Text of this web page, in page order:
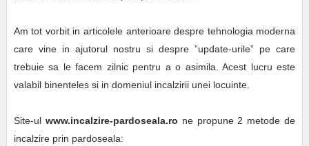
Am tot vorbit in articolele anterioare despre tehnologia moderna
care vine in ajutorul nostru si despre ”update-urile” pe care
trebuie sa le facem zilnic pentru a o asimila. Acest lucru este
valabil binenteles si in domeniul incalzirii unei locuinte.
Site-ul www.incalzire-pardoseala.ro ne propune 2 metode de
incalzire prin pardoseala: